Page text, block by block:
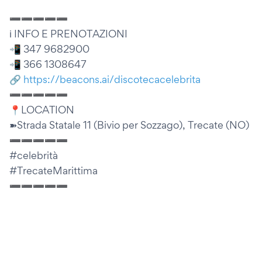
➖➖➖➖➖
ℹ️ INFO E PRENOTAZIONI
📲 347 9682900
📲 366 1308647
🔗 https://beacons.ai/discotecacelebrita
➖➖➖➖➖
📍LOCATION
➽Strada Statale 11 (Bivio per Sozzago), Trecate (NO)
➖➖➖➖➖
#celebrità
#TrecateMarittima
➖➖➖➖➖